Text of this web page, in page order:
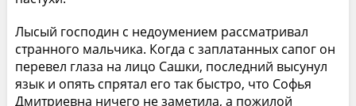
Лысый господин с недоумением рассматривал
странного мальчика. Когда с заплатанных сапог он
перевел глаза на лицо Сашки, последний высунул
язык и опять спрятал его так быстро, что Софья
Дмитриевна ничего не заметила, а пожилой